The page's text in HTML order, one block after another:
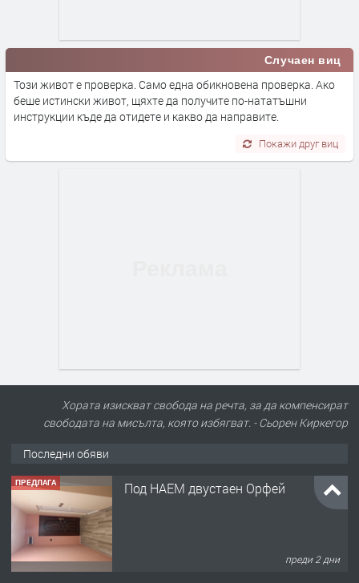
Случаен виц
Този живот е проверка. Само една обикновена проверка. Ако
беше истински живот, щяхте да получите по-нататъшни
инструкции къде да отидете и какво да направите.
Покажи друг виц
Хората изискват свобода на речта, за да компенсират
свободата на мисълта, която избягват. - Сьорен Киркегор
Последни обяви
ПРЕДЛАГА Под НАЕМ двустаен Орфей
преди 2 дни